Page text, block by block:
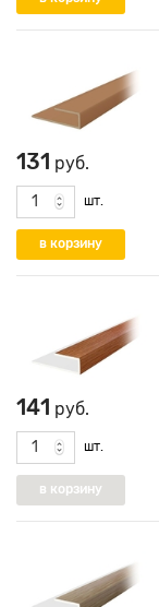
131 руб.
шт.
141 руб.
шт.